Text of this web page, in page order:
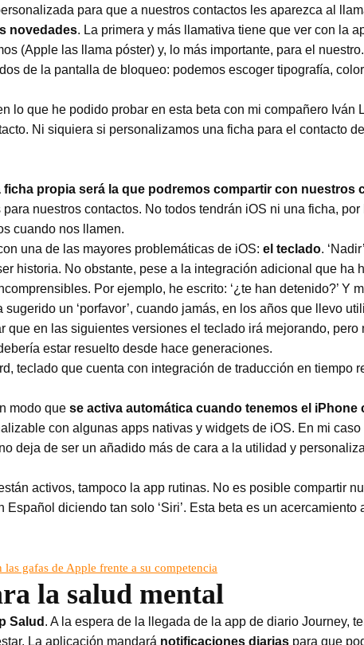
para que a nuestros contactos les aparezca al
novedades. La primera y más llamativa tiene que ver con la
(Apple las llama póster) y, lo más importante, para el
de la pantalla de bloqueo: podemos escoger tipografía,
lo que he podido probar en esta beta con mi compañero Iván
Ni siquiera si personalizamos una ficha para el contacto
ficha propia será la que podremos compartir con nuestros
nuestros contactos. No todos tendrán iOS ni una ficha,
cuando nos llamen.
una de las mayores problemáticas de iOS: el teclado.
historia. No obstante, pese a la integración adicional que ha
Por ejemplo, he escrito: ‘¿te han detenido?’ Y
sugerido un ‘porfavor’, cuando jamás, en los años que llevo
que en las siguientes versiones el teclado irá mejorando,
estar resuelto desde hace generaciones.
teclado que cuenta con integración de traducción en tiempo
modo que se activa automática cuando tenemos el
con algunas apps nativas y widgets de iOS. En mi
deja de ser un añadido más de cara a la utilidad y
activos, tampoco la app rutinas. No es posible compartir
diciendo tan solo ‘Siri’. Esta beta es un
gafas de Apple frente a su competencia
la salud mental
Salud . A la espera de la llegada de la app de diario Journey,
La aplicación mandará notificaciones diarias para que